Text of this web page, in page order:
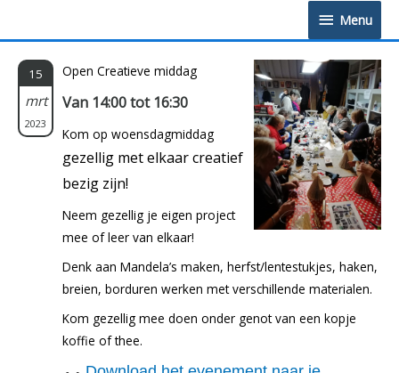
Menu
Menu
15
mrt
2023
Open Creatieve middag
Van 14:00 tot 16:30
Kom op woensdagmiddag
gezellig met elkaar creatief
bezig zijn!
Neem gezellig je eigen project
mee of leer van elkaar!
Denk aan Mandela’s maken, herfst/lentestukjes, haken,
breien, borduren werken met verschillende materialen.
Kom gezellig mee doen onder genot van een kopje
koffie of thee.